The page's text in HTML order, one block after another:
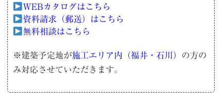
WEBカタログはこちら
資料請求（郵送）はこちら
無料相談はこちら
※建築予定地が施工エリア内（福井・石川） の方の
み対応させていただきます。